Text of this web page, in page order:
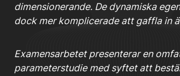
dimensionerande. De dynamiska
dock mer komplicerade att gaffla in
Examensarbetet presenterar en
parameterstudie med syftet att